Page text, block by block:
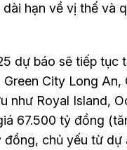
hạn về vị thế và
dự báo sẽ tiếp
City Long
như Royal Island,
67.500 tỷ đồng
đồng, chủ yếu từ